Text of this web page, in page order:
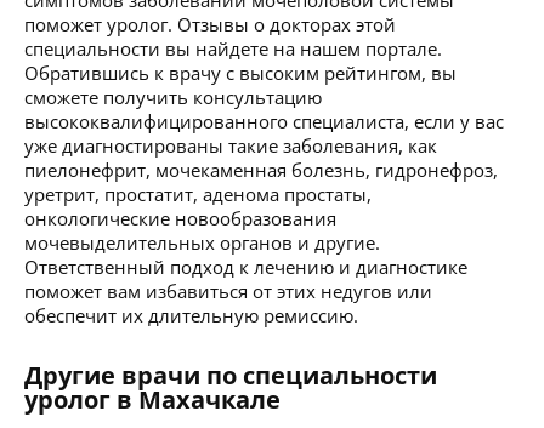
поможет уролог. Отзывы о докторах этой
специальности вы найдете на нашем портале.
Обратившись к врачу с высоким рейтингом, вы
сможете получить консультацию
высококвалифицированного специалиста, если у вас
уже диагностированы такие заболевания, как
пиелонефрит, мочекаменная болезнь, гидронефроз,
уретрит, простатит, аденома простаты,
онкологические новообразования
мочевыделительных органов и другие.
Ответственный подход к лечению и диагностике
поможет вам избавиться от этих недугов или
обеспечит их длительную ремиссию.
Другие врачи по специальности
уролог в Махачкале